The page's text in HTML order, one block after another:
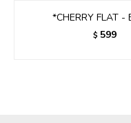
*CHERRY FLAT -
$ 599